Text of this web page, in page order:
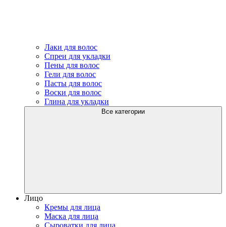
Лаки для волос
Спреи для укладки
Пены для волос
Гели для волос
Пасты для волос
Воски для волос
Глина для укладки
Все категории
Лицо
Кремы для лица
Маска для лица
Сыроватки для лица